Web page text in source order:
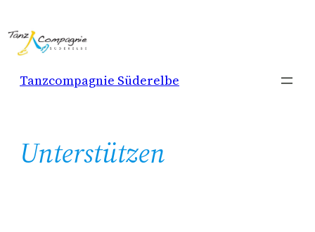
Inhalt
springen
Tanzcompagnie Süderelbe
Unterstützen